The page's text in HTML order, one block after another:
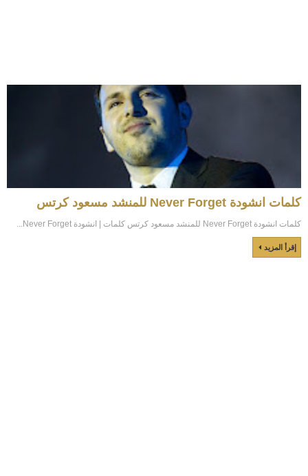
كلمات انشودة Never Forget للمنشد مسعود كرتس
كلمات انشودة Never Forget للمنشد مسعود كرتس كلمات | انشودة Never Forget...
إقرأ المزيد